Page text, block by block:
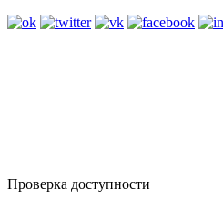
Проверка доступности